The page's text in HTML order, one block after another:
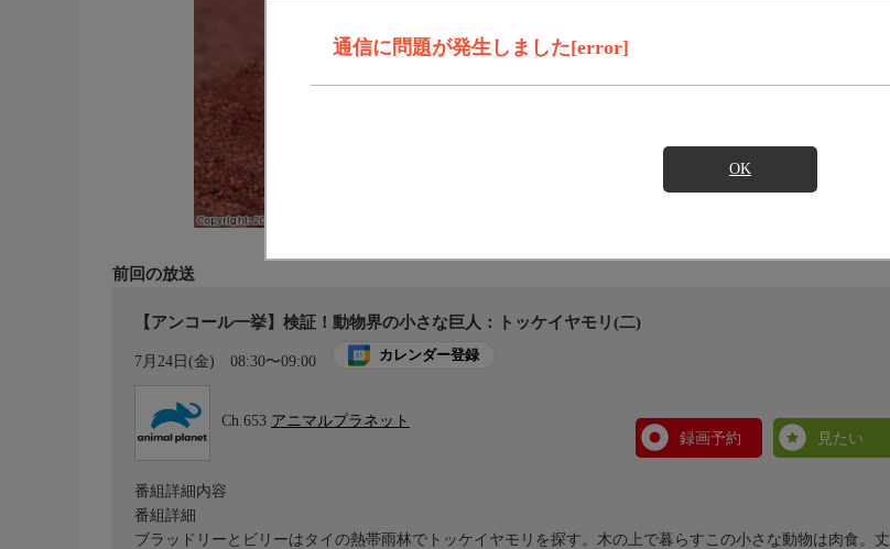
通信に問題が発生しました[error]
OK
前回の放送
【アンコール一挙】検証！動物界の小さな巨人：トッケイヤモリ(二)
7月24日(金) 08:30〜09:00 カレンダー登録
Ch.653 アニマルプラネット
録画予約
見たい
番組詳細内容
番組詳細
ブラッドリーとビリーはタイの熱帯雨林でトッケイヤモリを探す。木の上で暮らすこの小さな動物は肉食。丈